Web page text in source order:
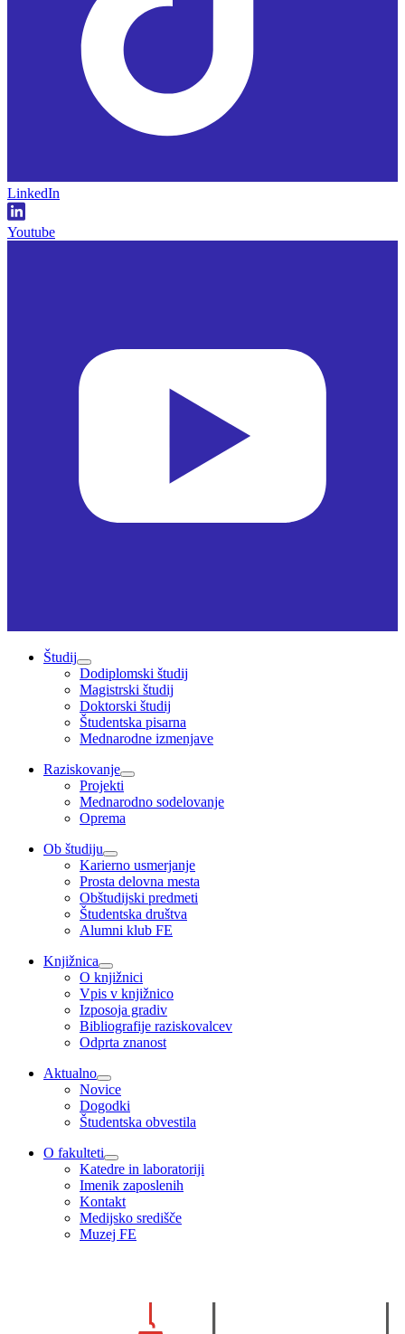
LinkedIn
Youtube
Študij
Dodiplomski študij
Magistrski študij
Doktorski študij
Študentska pisarna
Mednarodne izmenjave
Raziskovanje
Projekti
Mednarodno sodelovanje
Oprema
Ob študiju
Karierno usmerjanje
Prosta delovna mesta
Obštudijski predmeti
Študentska društva
Alumni klub FE
Knjižnica
O knjižnici
Vpis v knjižnico
Izposoja gradiv
Bibliografije raziskovalcev
Odprta znanost
Aktualno
Novice
Dogodki
Študentska obvestila
O fakulteti
Katedre in laboratoriji
Imenik zaposlenih
Kontakt
Medijsko središče
Muzej FE